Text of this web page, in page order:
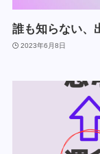
誰も知らない、
2023年6月8日